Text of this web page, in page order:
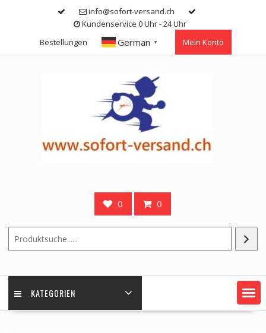
info@sofort-versand.ch
Kundenservice 0 Uhr - 24 Uhr
Bestellungen
German ▼ Mein Konto
0 0
KATEGORIEN